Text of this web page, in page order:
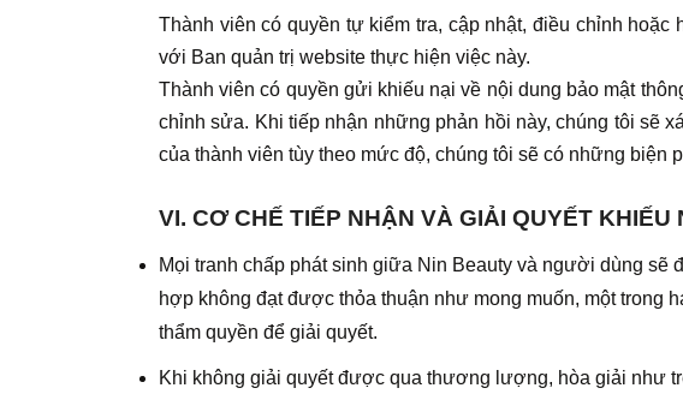
Thành viên có quyền tự kiểm tra, cập nhật, điều chỉnh
với Ban quản trị website thực hiện việc này.
Thành viên có quyền gửi khiếu nại về nội dung bảo mật
chỉnh sửa. Khi tiếp nhận những phản hồi này, chúng tôi sẽ
của thành viên tùy theo mức độ, chúng tôi sẽ có những biện
VI. CƠ CHẾ TIẾP NHẬN VÀ GIẢI QUYẾT KHIẾU
Mọi tranh chấp phát sinh giữa Nin Beauty và người dùng
hợp không đạt được thỏa thuận như mong muốn, một trong
thẩm quyền để giải quyết.
Khi không giải quyết được qua thương lượng, hòa giải như